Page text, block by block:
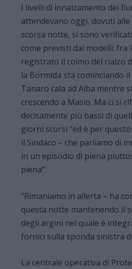
I livelli di innalzamento dei
attendevano oggi, dovuti
scorsa notte, si sono
come previsti dai modelli: fra
registrato il colmo del rialzo
la Bormida sta cominciando il
Tanaro cala ad Alba mentre
crescendo a Masio. Ma ci si
decisamente più bassi di
giorni scorsi “ed è per
il Sindaco – che parliamo di
in un episodio di piena
piena”.
“Rimaniamo in allerta – ha
questa notte mantenendo il
degli argini nel quale è
fornici sulla sponda sinistra
La centrale operativa di